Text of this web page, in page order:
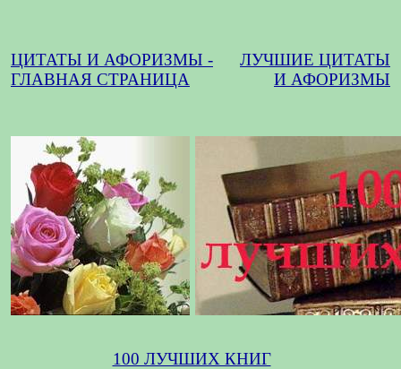
ЦИТАТЫ И АФОРИЗМЫ -
ГЛАВНАЯ СТРАНИЦА
ЛУЧШИЕ ЦИТАТЫ
И АФОРИЗМЫ
100 ЛУЧШИХ КНИГ